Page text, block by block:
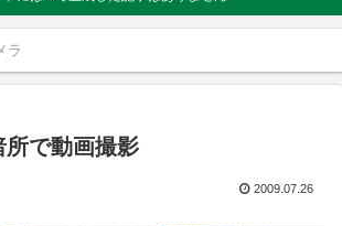
ラ
所で動画撮影
2009.07.26